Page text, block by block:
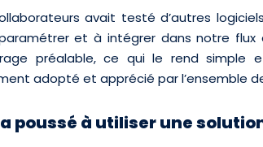
avait testé d’autres
et à intégrer dans notre flux
préalable, ce qui le rend
adopté et apprécié par l’ensemble
poussé à utiliser une